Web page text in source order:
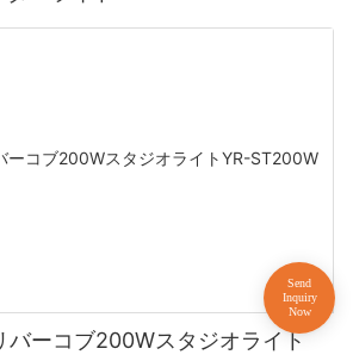
バーコブ200Wスタジオライト